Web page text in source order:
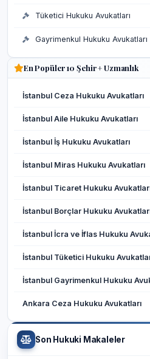
Tüketici Hukuku Avukatları
Gayrimenkul Hukuku Avukatları
En Popüler 10 Şehir + Uzmanlık
İstanbul Ceza Hukuku Avukatları
İstanbul Aile Hukuku Avukatları
İstanbul İş Hukuku Avukatları
İstanbul Miras Hukuku Avukatları
İstanbul Ticaret Hukuku
İstanbul Borçlar Hukuku
İstanbul İcra ve İflas Hukuku
İstanbul Tüketici Hukuku
İstanbul Gayrimenkul Hukuku
Ankara Ceza Hukuku Avukatları
Son Hukuki Makaleler